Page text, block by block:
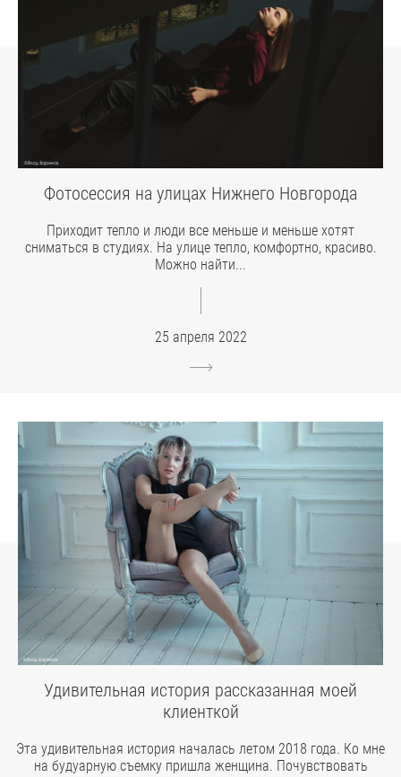
Фотосессия на улицах Нижнего Новгорода
Приходит тепло и люди все меньше и меньше хотят
сниматься в студиях. На улице тепло, комфортно, красиво.
Можно найти...
25 апреля 2022
Удивительная история рассказанная моей
клиенткой
Эта удивительная история началась летом 2018 года. Ко мне
на будуарную съемку пришла женщина. Почувствовать